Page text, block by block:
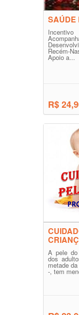
SAÚDE
Recém-
Apoio a...
R$
A pele
dos
metade
-, tem